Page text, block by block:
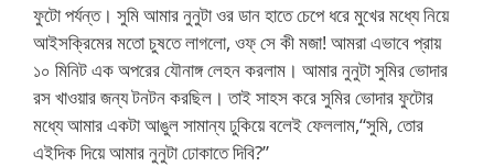
ফুটো পর্যন্ত। সুমি আমার নুনুটা ওর ডান হাতে চেপে ধরে মুখের মধ্যে নিয়ে
আইসক্রিমের মতো চুষতে লাগলো, ওফ্ সে কী মজা! আমরা এভাবে প্রায়
১০ মিনিট এক অপরের যৌনাঙ্গ লেহন করলাম। আমার নুনুটা সুমির ভোদার
রস খাওয়ার জন্য টনটন করছিল। তাই সাহস করে সুমির ভোদার ফুটোর
মধ্যে আমার একটা আঙুল সামান্য ঢুকিয়ে বলেই ফেললাম,“সুমি, তোর
এইদিক দিয়ে আমার নুনুটা ঢোকাতে দিবি?”